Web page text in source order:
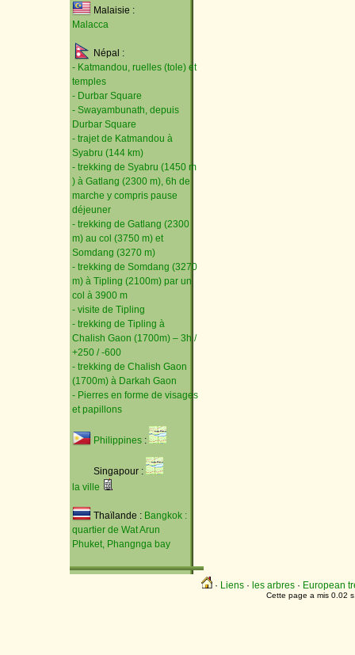
Malaisie :
Malacca
Népal :
- Katmandou, ruelles (tole) et
temples
- Durbar Square
- Swayambunath, depuis
Durbar Square
- trajet de Katmandou à
Syabru (144 km)
- trekking de Syabru (1450 m
) à Gatlang (2300 m), 6h de
marche y compris pause
déjeuner
- trekking de Gatlang (2300
m) au col (3750 m) et
Somdang (3270 m)
- trekking de Somdang (3270
m) à Tipling (2100m) par un
col à 3900 m
- visite de Tipling
- trekking de Tipling à
Chalish Gaon (1700m) – 3h /
+250 / -600
- trekking de Chalish Gaon
(1700m) à Darkah Gaon
- Pierres en forme de visages
et papillons
Philippines :
Singapour :
la ville
Thaïlande : Bangkok :
quartier de Wat Arun
Phuket, Phangnga bay
· Liens· les arbres· European
Cette page a mis 0.02